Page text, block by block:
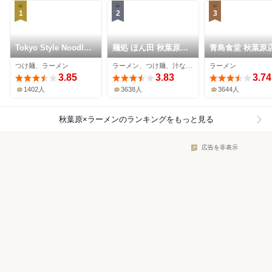
1
Tokyo Style Noodle
ほたて日和
つけ麺、ラーメン
3.85
1402人
2
麺処 ほん田 秋葉原本
店
3.83
3638人
3
青島食堂 秋葉原
ラーメン
3.74
3644人
秋葉原×ラーメンのランキングをもっと見る
広告を非表示